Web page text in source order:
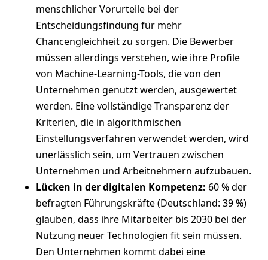
menschlicher Vorurteile bei der
Entscheidungsfindung für mehr
Chancengleichheit zu sorgen. Die Bewerber
müssen allerdings verstehen, wie ihre Profile
von Machine-Learning-Tools, die von den
Unternehmen genutzt werden, ausgewertet
werden. Eine vollständige Transparenz der
Kriterien, die in algorithmischen
Einstellungsverfahren verwendet werden, wird
unerlässlich sein, um Vertrauen zwischen
Unternehmen und Arbeitnehmern aufzubauen.
Lücken in der digitalen Kompetenz: 60 % der
befragten Führungskräfte (Deutschland: 39 %)
glauben, dass ihre Mitarbeiter bis 2030 bei der
Nutzung neuer Technologien fit sein müssen.
Den Unternehmen kommt dabei eine